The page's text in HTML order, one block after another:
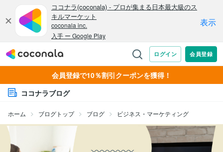
会員登録で10％割引クーポンを獲得！
ココナラブログ
ホーム ブログトップ ブログ ビジネス・マーケティング